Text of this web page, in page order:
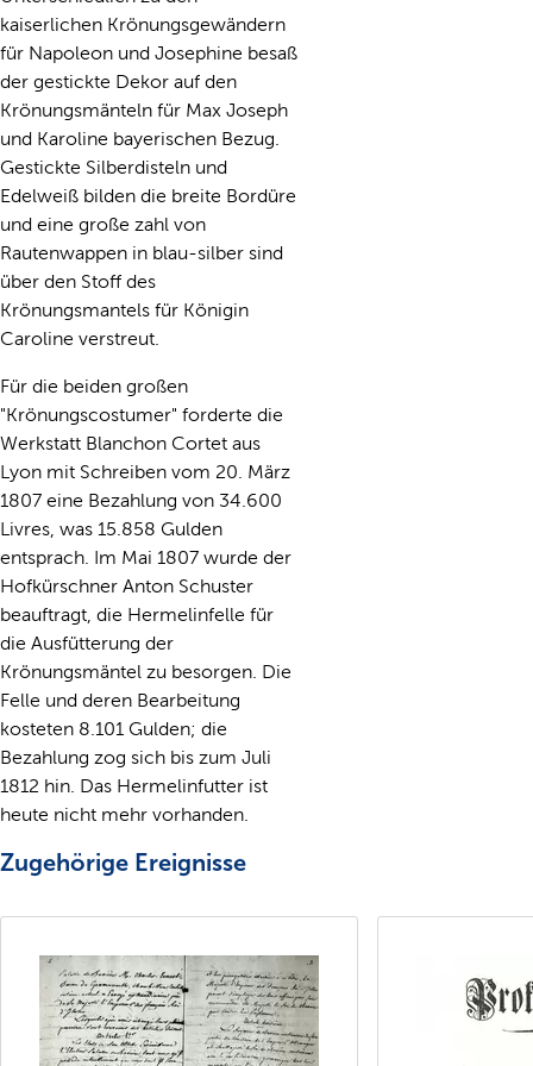
kaiserlichen Krönungsgewändern
für Napoleon und Josephine besaß
der gestickte Dekor auf den
Krönungsmänteln für Max Joseph
und Karoline bayerischen Bezug.
Gestickte Silberdisteln und
Edelweiß bilden die breite Bordüre
und eine große zahl von
Rautenwappen in blau-silber sind
über den Stoff des
Krönungsmantels für Königin
Caroline verstreut.
Für die beiden großen
"Krönungscostumer" forderte die
Werkstatt Blanchon Cortet aus
Lyon mit Schreiben vom 20. März
1807 eine Bezahlung von 34.600
Livres, was 15.858 Gulden
entsprach. Im Mai 1807 wurde der
Hofkürschner Anton Schuster
beauftragt, die Hermelinfelle für
die Ausfütterung der
Krönungsmäntel zu besorgen. Die
Felle und deren Bearbeitung
kosteten 8.101 Gulden; die
Bezahlung zog sich bis zum Juli
1812 hin. Das Hermelinfutter ist
heute nicht mehr vorhanden.
Zugehörige Ereignisse